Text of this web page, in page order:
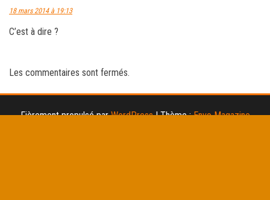
18 mars 2014 à 19:13
C’est à dire ?
Les commentaires sont fermés.
Fièrement propulsé parWordPress |Thème :Envo Magazine